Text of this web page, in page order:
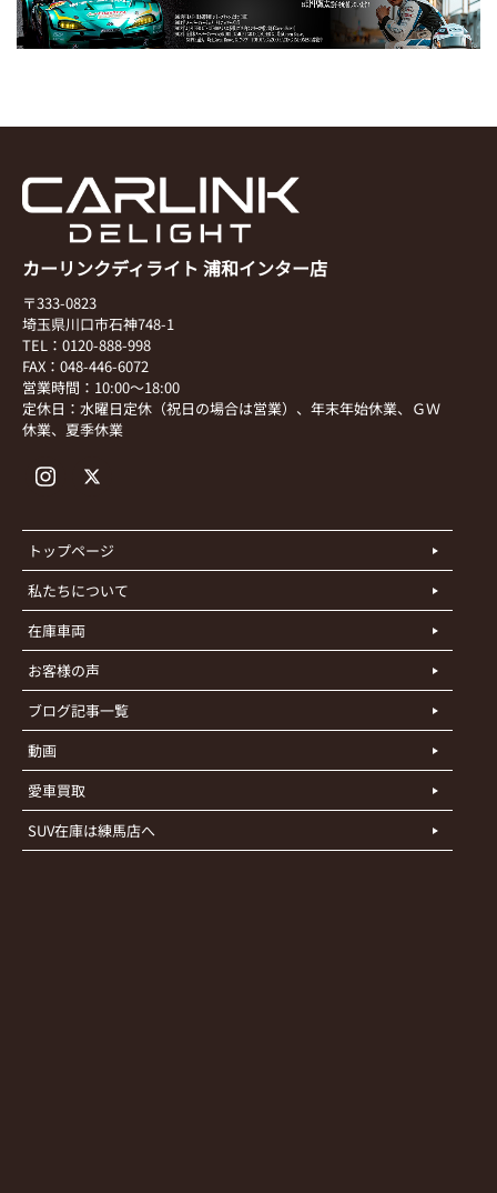
カーリンクディライト 浦和インター店
〒333-0823
埼玉県川口市石神748-1
TEL：0120-888-998
FAX：048-446-6072
営業時間：10:00～18:00
定休日：水曜日定休（祝日の場合は営業）、年末年始休業、ＧＷ
休業、夏季休業
トップページ
私たちについて
在庫車両
お客様の声
ブログ記事一覧
動画
愛車買取
SUV在庫は練馬店へ